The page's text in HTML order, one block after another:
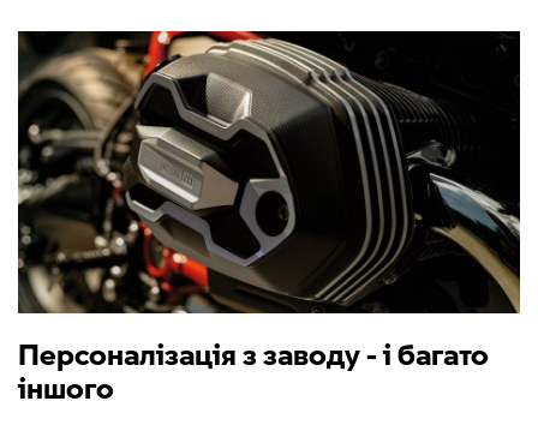
Персоналізація з заводу - і багато
іншого